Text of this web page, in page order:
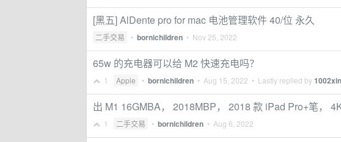
[黑五] AlDente pro for mac 电池管理软件 40/位 永久
二手交易 • bornichildren • Nov 25, 2022
65w 的充电器可以给 M2 快速充电吗？
1 Apple • bornichildren • Aug 15, 2022 • Lastly replied by1002xin
出 M1 16GMBA， 2018MBP， 2018 款 iPad Pro+笔，
1 二手交易 • bornichildren • Aug 6, 2022